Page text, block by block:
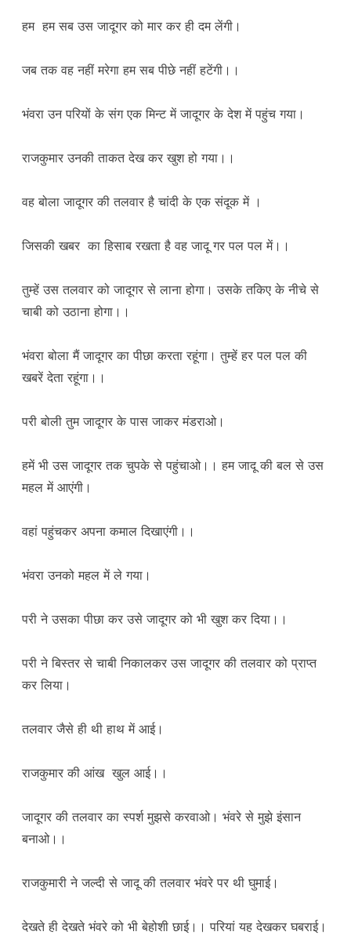
हम हम सब उस जादूगर को मार कर ही दम लेंगी।
जब तक वह नहीं मरेगा हम सब पीछे नहीं हटेंगी।।
भंवरा उन परियों के संग एक मिन्ट में जादूगर के देश में पहुंच गया।
राजकुमार उनकी ताकत देख कर खुश हो गया।।
वह बोला जादूगर की तलवार है चांदी के एक संदूक में ।
जिसकी खबर का हिसाब रखता है वह जादू गर पल पल में।।
तुम्हें उस तलवार को जादूगर से लाना होगा। उसके तकिए के नीचे से
चाबी को उठाना होगा।।
भंवरा बोला मैं जादूगर का पीछा करता रहूंगा। तुम्हें हर पल पल की
खबरें देता रहूंगा।।
परी बोली तुम जादूगर के पास जाकर मंडराओ।
हमें भी उस जादूगर तक चुपके से पहुंचाओ।। हम जादू की बल से उस
महल में आएंगी।
वहां पहुंचकर अपना कमाल दिखाएंगी।।
भंवरा उनको महल में ले गया।
परी ने उसका पीछा कर उसे जादूगर को भी खुश कर दिया।।
परी ने बिस्तर से चाबी निकालकर उस जादूगर की तलवार को प्राप्त
कर लिया।
तलवार जैसे ही थी हाथ में आई।
राजकुमार की आंख खुल आई।।
जादूगर की तलवार का स्पर्श मुझसे करवाओ। भंवरे से मुझे इंसान
बनाओ।।
राजकुमारी ने जल्दी से जादू की तलवार भंवरे पर थी घुमाई।
देखते ही देखते भंवरे को भी बेहोशी छाई।। परियां यह देखकर घबराई।